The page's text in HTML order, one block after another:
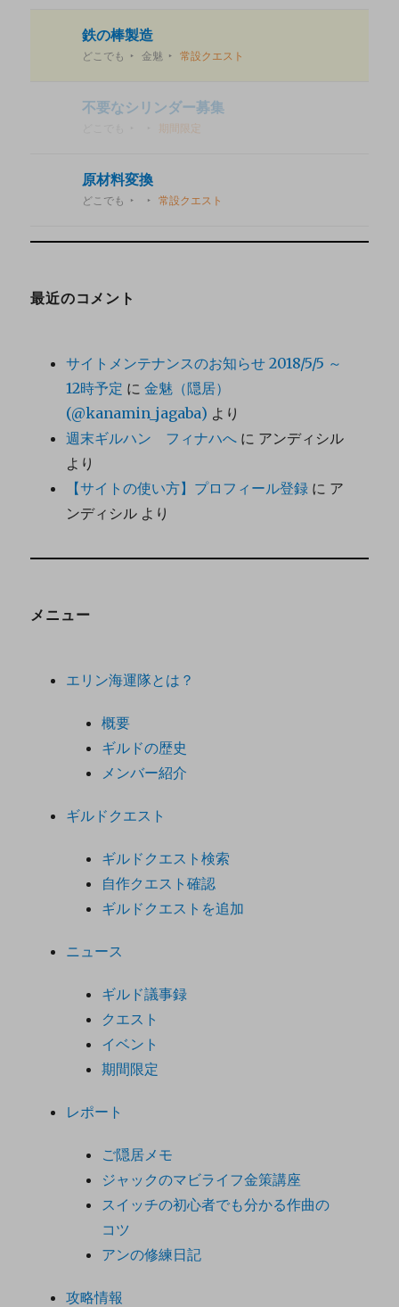
鉄の棒製造
どこでも 金魅 常設クエスト
不要なシリンダー募集
期間限定
原材料変換
どこでも 常設クエスト
最近のコメント
サイトメンテナンスのお知らせ 2018/5/5 ～
12時予定 に金魅（隠居）
(@kanamin_jagaba) より
週末ギルハン フィナハへ に アンディシル
より
【サイトの使い方】プロフィール登録 に ア
ンディシル より
メニュー
エリン海運隊とは？
概要
ギルドの歴史
メンバー紹介
ギルドクエスト
ギルドクエスト検索
自作クエスト確認
ギルドクエストを追加
ニュース
ギルド議事録
クエスト
イベント
期間限定
レポート
ご隠居メモ
ジャックのマビライフ金策講座
スイッチの初心者でも分かる作曲の
コツ
アンの修練日記
攻略情報